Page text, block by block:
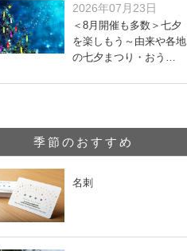
2026年07月23日
＜8月開催も多数＞七夕
を楽しもう～由来や各地
の七夕まつり・おう…
季節のおすすめ
名刺